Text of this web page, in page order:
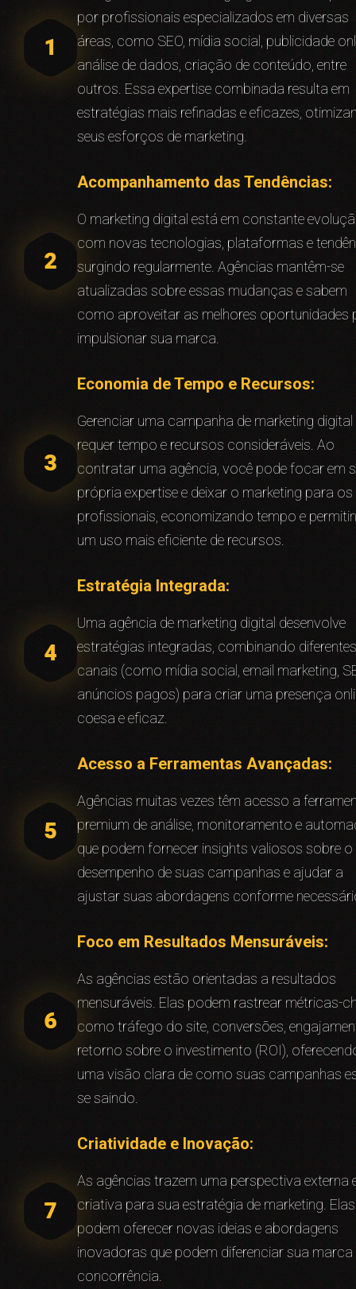
por profissionais especializados em diversas
áreas, como SEO, mídia social, publicidade
análise de dados, criação de conteúdo, entre
outros. Essa expertise combinada resulta em
estratégias mais refinadas e eficazes,
seus esforços de marketing.
Acompanhamento das Tendências:
O marketing digital está em constante
com novas tecnologias, plataformas e
surgindo regularmente. Agências mantêm-se
atualizadas sobre essas mudanças e sabem
como aproveitar as melhores oportunidades
impulsionar sua marca.
Economia de Tempo e Recursos:
Gerenciar uma campanha de marketing digital
requer tempo e recursos consideráveis. Ao
contratar uma agência, você pode focar em
própria expertise e deixar o marketing para os
profissionais, economizando tempo e
um uso mais eficiente de recursos.
Estratégia Integrada:
Uma agência de marketing digital desenvolve
estratégias integradas, combinando diferentes
canais (como mídia social, email marketing,
anúncios pagos) para criar uma presença
coesa e eficaz.
Acesso a Ferramentas Avançadas:
Agências muitas vezes têm acesso a
premium de análise, monitoramento e
que podem fornecer insights valiosos sobre o
desempenho de suas campanhas e ajudar a
ajustar suas abordagens conforme
Foco em Resultados Mensuráveis:
As agências estão orientadas a resultados
mensuráveis. Elas podem rastrear métricas-
como tráfego do site, conversões,
retorno sobre o investimento (ROI),
uma visão clara de como suas campanhas
se saindo.
Criatividade e Inovação:
As agências trazem uma perspectiva externa
criativa para sua estratégia de marketing. Elas
podem oferecer novas ideias e abordagens
inovadoras que podem diferenciar sua marca
concorrência.